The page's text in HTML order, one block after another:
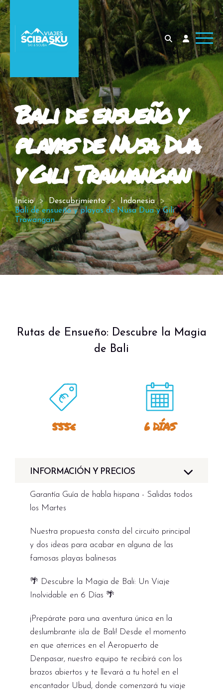
Bali de ensueño y
playas de Nusa Dua
y Gili Trawangan
Inicio Descubrimiento
Indonesia
Bali de ensueño y playas de Nusa Dua y Gili
Trawangan
Rutas de Ensueño: Descubre la Magia
de Bali
555€ 6 DÍAS
INFORMACIÓN Y PRECIOS
Garantía Guía de habla hispana - Salidas todos
los Martes
Nuestra propuesta consta del circuito principal
y dos ideas para acabar en alguna de las
famosas playas balinesas
🌴 Descubre la Magia de Bali: Un Viaje
Inolvidable en 6 Días 🌴
¡Prepárate para una aventura única en la
deslumbrante isla de Bali! Desde el momento
en que aterrices en el Aeropuerto de
Denpasar, nuestro equipo te recibirá con los
brazos abiertos y te llevará a tu hotel en el
encantador Ubud, donde comenzará tu viaje